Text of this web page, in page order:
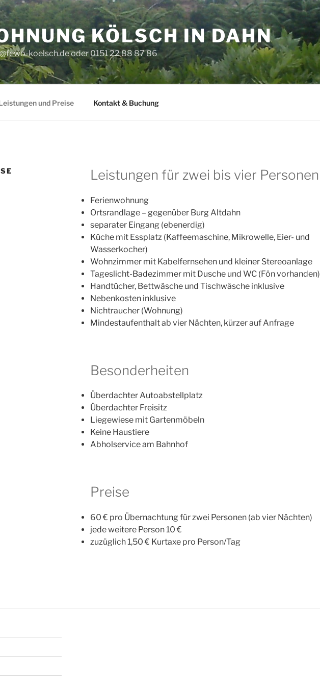
KÖLSCH IN DAHN
koelsch.de oder 0151 22 88 87 86
und Preise Kontakt & Buchung
Leistungen für zwei bis vier Personen
Ferienwohnung
Ortsrandlage – gegenüber Burg Altdahn
separater Eingang (ebenerdig)
Küche mit Essplatz (Kaffeemaschine, Mikrowelle, Eier- und
Wasserkocher)
Wohnzimmer mit Kabelfernsehen und kleiner Stereoanlage
Tageslicht-Badezimmer mit Dusche und WC (Fön vorhanden)
Handtücher, Bettwäsche und Tischwäsche inklusive
Nebenkosten inklusive
Nichtraucher (Wohnung)
Mindestaufenthalt ab vier Nächten, kürzer auf Anfrage
Besonderheiten
Überdachter Autoabstellplatz
Überdachter Freisitz
Liegewiese mit Gartenmöbeln
Keine Haustiere
Abholservice am Bahnhof
Preise
60 € pro Übernachtung für zwei Personen (ab vier Nächten)
jede weitere Person 10 €
zuzüglich 1,50 € Kurtaxe pro Person/Tag